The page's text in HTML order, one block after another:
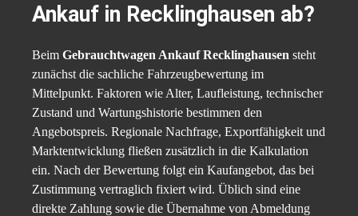
Ankauf in Recklinghausen ab?
Beim Gebrauchtwagen Ankauf Recklinghausen steht
zunächst die sachliche Fahrzeugbewertung im
Mittelpunkt. Faktoren wie Alter, Laufleistung, technischer
Zustand und Wartungshistorie bestimmen den
Angebotspreis. Regionale Nachfrage, Exportfähigkeit und
Marktentwicklung fließen zusätzlich in die Kalkulation
ein. Nach der Bewertung folgt ein Kaufangebot, das bei
Zustimmung vertraglich fixiert wird. Üblich sind eine
direkte Zahlung sowie die Übernahme von Abmeldung